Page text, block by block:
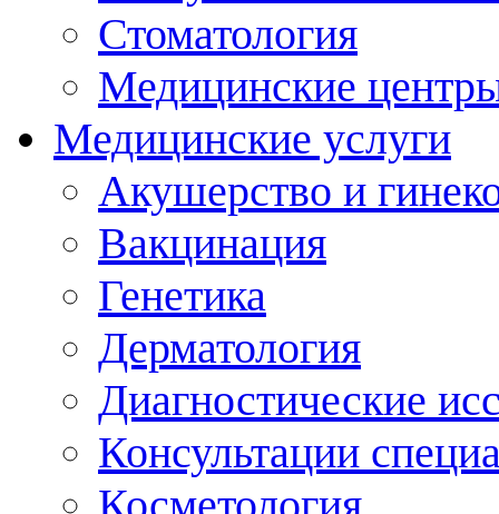
Стоматология
Медицинские
Медицинские услуги
Акушерство и
Вакцинация
Генетика
Дерматология
Диагностические
Консультации